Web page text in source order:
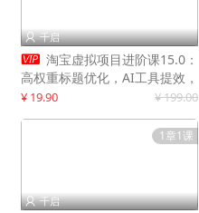
 千启
 淘宝虚拟项目进阶课15.0：
高权重标题优化，AI工具提效，
自动盈利模式搭建
¥ 19.90 ¥ 199.00
1章1课
 千启